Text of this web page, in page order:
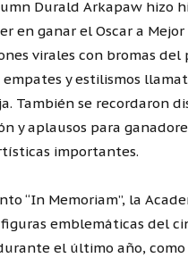
Durald Arkapaw hizo
en ganar el Oscar a
virales con bromas del
empates y estilismos
También se recordaron
y aplausos para
importantes.
“In Memoriam”, la
emblemáticas del
el último año, como